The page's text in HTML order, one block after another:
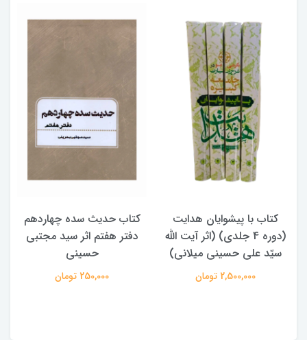
کتاب با پیشوایان هدایت
(دوره 4 جلدی) (اثر آیت الله
سیّد علی حسینی میلانی)
2,500,000 تومان
کتاب حدیث سده چهاردهم
دفتر هفتم اثر سید مجتبی
حسینی
250,000 تومان